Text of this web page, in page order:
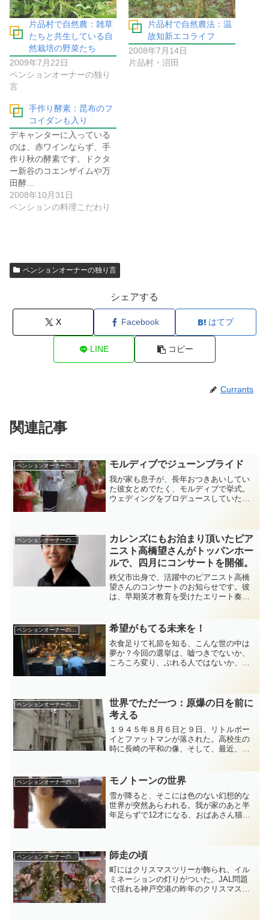
片品村で自然農：雑草
たちと共生している自
然栽培の野菜たち
2009年7月22日
ペンションオーナーの独り
言
片品村で自然農法：温
故知新エコライフ
2008年7月14日
片品村・沼田
手作り酵素：昆布のフ
コイダンも入り
デキャンターに入っている
のは、赤ワインならず、手
作り秋の酵素です。ドクタ
ー新谷のコエンザイムや万
田酵…
2008年10月31日
ペンションの料理こだわり
ペンションオーナーの独り言
シェアする
X Facebook はてブ
LINE コピー
Currants
関連記事
ペンションオーナーの独り言 モルディブでジューンブライド
我が家も息子が、長年おつきあいしてい
た彼女とめでたく、モルディブで挙式。
ウェディングをプロデュースしていたの
え、婿の待つ所まで、エス...
ペンションオーナーの独り言
カレンズにもお泊まり頂いたピア
ニスト高橋望さんがトッパンホー
ルで、四月にコンサートを開催。
秩父市出身で、活躍中のピアニスト高橋
望さんのコンサートのお知らせです。彼
は、早期英才教育を受けたエリート奏者
ニストになった。我が家に来ていただい
てた頃は、部活で卓球をし...
ペンションオーナーの独り言 希望がもてる未来を！
衣食足りて礼節を知る、こんな世の中は
夢か？今回の選挙は、嘘つきでないか、
ころころ変り、ぶれる人ではないか、既
よくわからなかったのが小...
世界でただ一つ：原爆の日を前に
考える
１９４５年８月６日と９日、リトルボー
イとファットマンが落された。高校生の
時に長崎の平和の像、そして、最近、広
未来を考える機会にしたい。私は、母親
だからか、核を作らない、...
ペンションオーナーの独り言 モノトーンの世界
雪が降ると、そこには色のない幻想的な
世界が突然あらわれる。我が家のあと半
年足らずで12才になる、おばあさん猫
は、ほとんで寝ています。で...
ペンションオーナーの独り言 師走の頃
町にはクリスマスツリーが飾られ、イル
ミネーションの灯りがついた。JAL問題
で揺れる神戸空港の昨年のクリスマス飾
忙しです。３日かけて、やっと窓拭きを